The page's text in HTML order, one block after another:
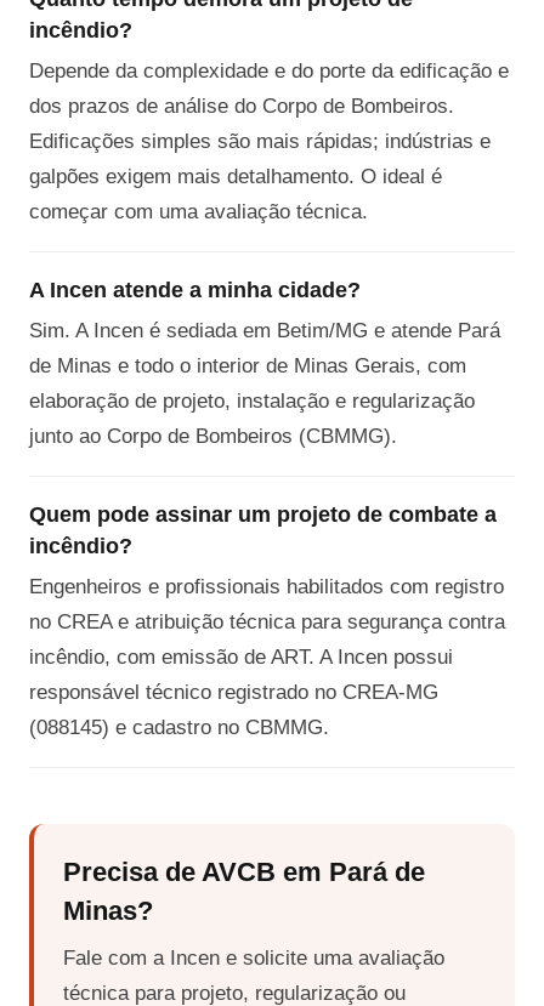
incêndio?
Depende da complexidade e do porte da edificação e
dos prazos de análise do Corpo de Bombeiros.
Edificações simples são mais rápidas; indústrias e
galpões exigem mais detalhamento. O ideal é
começar com uma avaliação técnica.
A Incen atende a minha cidade?
Sim. A Incen é sediada em Betim/MG e atende Pará
de Minas e todo o interior de Minas Gerais, com
elaboração de projeto, instalação e regularização
junto ao Corpo de Bombeiros (CBMMG).
Quem pode assinar um projeto de combate a
incêndio?
Engenheiros e profissionais habilitados com registro
no CREA e atribuição técnica para segurança contra
incêndio, com emissão de ART. A Incen possui
responsável técnico registrado no CREA-MG
(088145) e cadastro no CBMMG.
Precisa de AVCB em Pará de
Minas?
Fale com a Incen e solicite uma avaliação
técnica para projeto, regularização ou